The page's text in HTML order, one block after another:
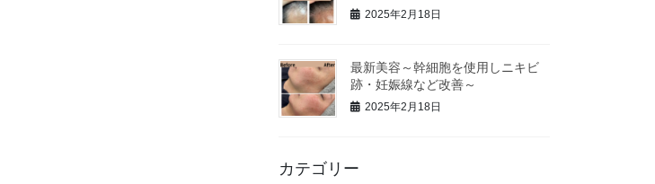
2025年2月18日
最新美容～幹細胞を使用しニキビ
跡・妊娠線など改善～
2025年2月18日
カテゴリー